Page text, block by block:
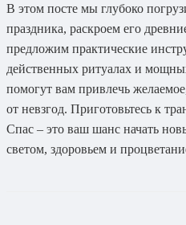
В этом посте мы глубоко
праздника, раскроем его
предложим практические
действенных ритуалах и
помогут вам привлечь
от невзгод. Приготовьтесь к
Спас – это ваш шанс начать
светом, здоровьем и